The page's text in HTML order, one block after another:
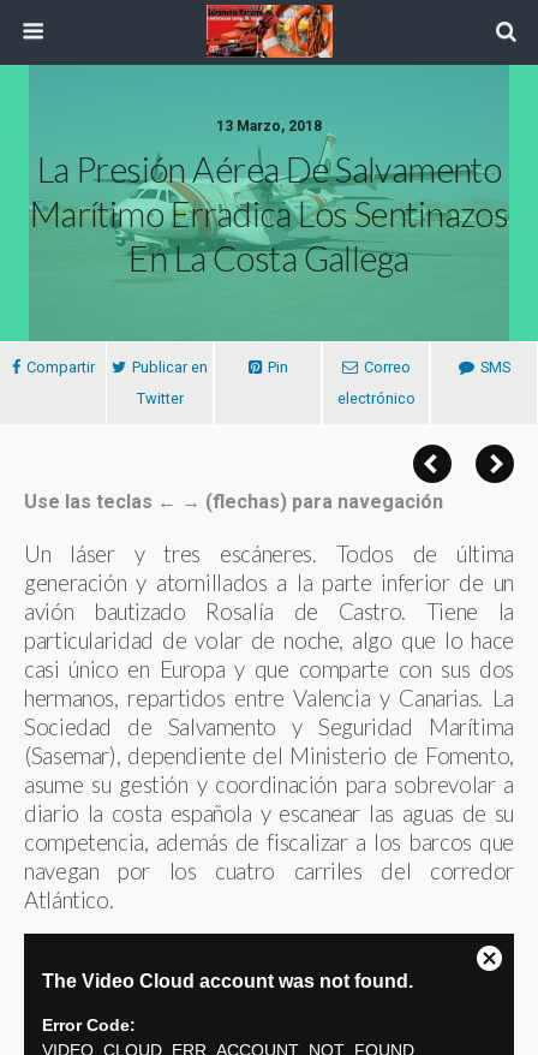
13 Marzo, 2018
La Presión Aérea De Salvamento
Marítimo Erradica Los Sentinazos
En La Costa Gallega
Compartir
Publicar en
Twitter
Pin
Correo
electrónico
SMS
Use las teclas ← → (flechas) para navegación
Un láser y tres escáneres. Todos de última
generación y atornillados a la parte inferior de un
avión bautizado Rosalía de Castro. Tiene la
particularidad de volar de noche, algo que lo hace
casi único en Europa y que comparte con sus dos
hermanos, repartidos entre Valencia y Canarias. La
Sociedad de Salvamento y Seguridad Marítima
(Sasemar), dependiente del Ministerio de Fomento,
asume su gestión y coordinación para sobrevolar a
diario la costa española y escanear las aguas de su
competencia, además de fiscalizar a los barcos que
navegan por los cuatro carriles del corredor
Atlántico.